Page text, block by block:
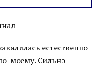
естественно
моему. Сильно